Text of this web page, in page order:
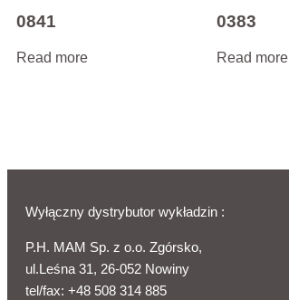
0841
Read more
0383
Read more
Wyłączny dystrybutor wykładzin :
P.H. MAM Sp. z o.o. Zgórsko,
ul.Leśna 31, 26-052 Nowiny
tel/fax: +48 508 314 885